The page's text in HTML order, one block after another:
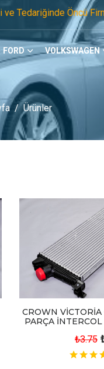
Öncü Firmayız. Tel:
FORD VOLKSWAGEN
Ürünler
CROWN
PARÇA
₺3.75